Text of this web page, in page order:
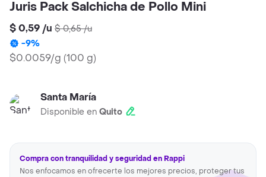
Juris Pack Salchicha de Pollo Mini
$ 0,59 /u $ 0,65/u
-9%
$0.0059/g (100 g)
Santa María
Disponible en Quito
Compra con tranquilidad y seguridad en Rappi
Nos enfocamos en ofrecerte los mejores precios, proteger tus